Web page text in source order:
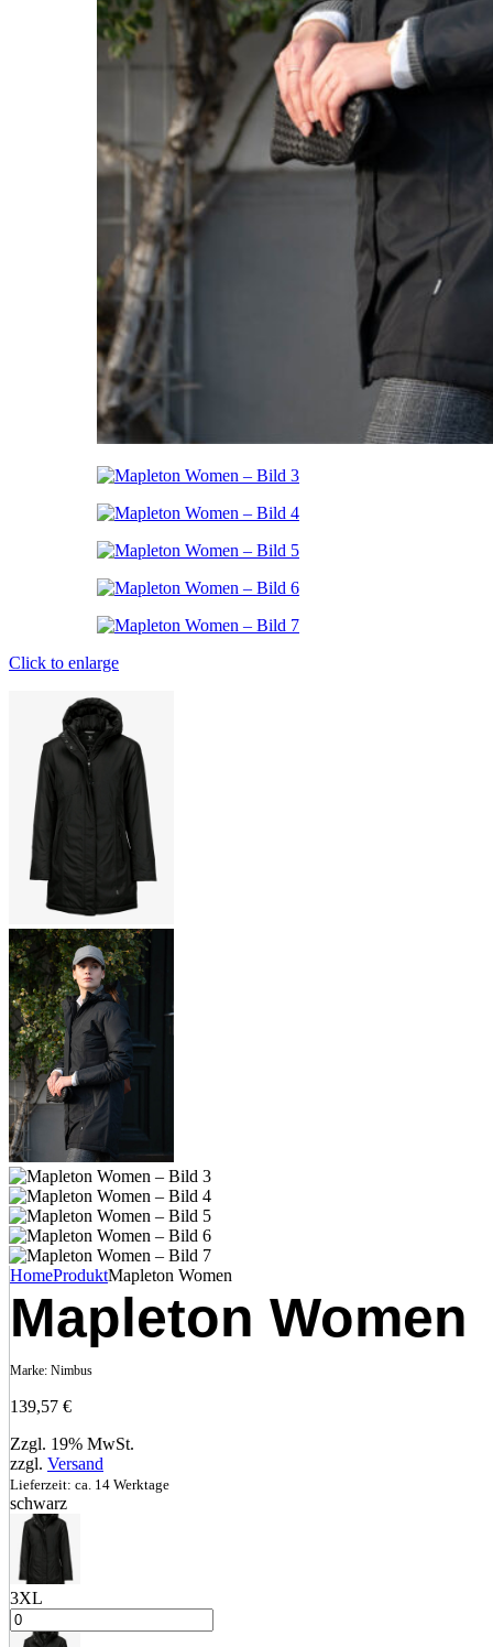
Click to enlarge
HomeProduktMapleton Women
Mapleton Women
Marke: Nimbus
139,57 €
Zzgl. 19% MwSt.
zzgl. Versand
Lieferzeit: ca. 14 Werktage
schwarz
3XL